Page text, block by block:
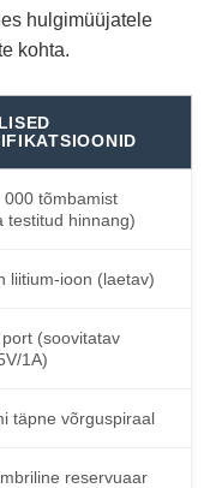
hulgimüüjatele
kohta.
000 tõmbamist
testitud hinnang)
liitium-ioon (laetav)
(soovitatav
1A)
täpne võrguspiraal
reservuaar